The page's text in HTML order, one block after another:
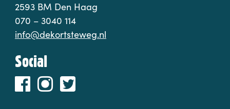
2593 BM Den Haag
070 – 3040 114
info@dekortsteweg.nl
Social